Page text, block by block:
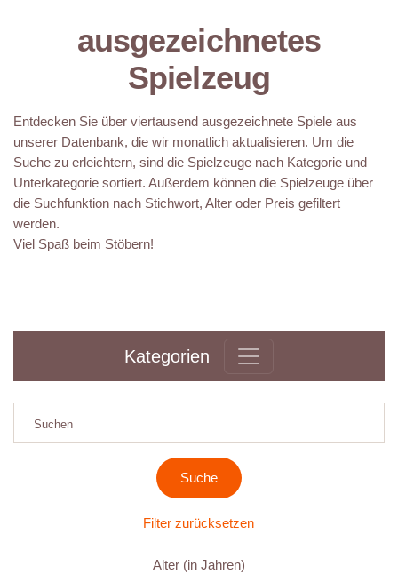
ausgezeichnetes
Spielzeug
Entdecken Sie über viertausend ausgezeichnete Spiele aus
unserer Datenbank, die wir monatlich aktualisieren. Um die
Suche zu erleichtern, sind die Spielzeuge nach Kategorie und
Unterkategorie sortiert. Außerdem können die Spielzeuge über
die Suchfunktion nach Stichwort, Alter oder Preis gefiltert
werden.
Viel Spaß beim Stöbern!
Kategorien
Filter zurücksetzen
Alter (in Jahren)